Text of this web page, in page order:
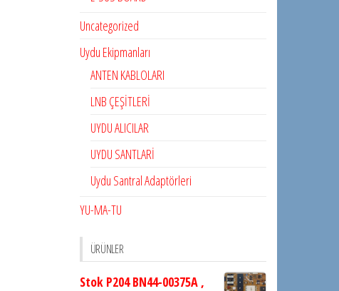
Uncategorized
Uydu Ekipmanları
ANTEN KABLOLARI
LNB ÇEŞİTLERİ
UYDU ALICILAR
UYDU SANTLARİ
Uydu Santral Adaptörleri
YU-MA-TU
ÜRÜNLER
Stok P204 BN44-00375A ,